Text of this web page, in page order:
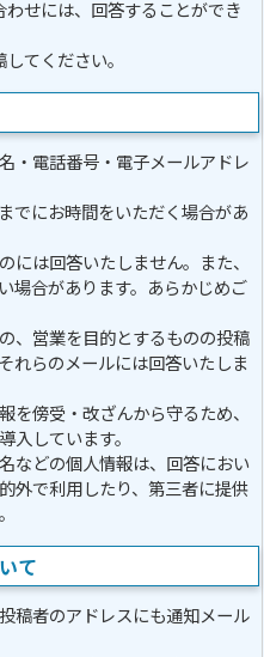
せには、回答することができ
てください。
・電話番号・電子メールアドレ
でにお時間をいただく場合があ
には回答いたしません。また、
場合があります。あらかじめご
、営業を目的とするものの投稿
れらのメールには回答いたしま
を傍受・改ざんから守るため、
入しています。
などの個人情報は、回答におい
外で利用したり、第三者に提供
て
稿者のアドレスにも通知メール